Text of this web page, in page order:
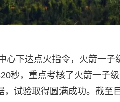
心下达点火指令，火箭一
秒，重点考核了火箭一子
试验取得圆满成功。截至